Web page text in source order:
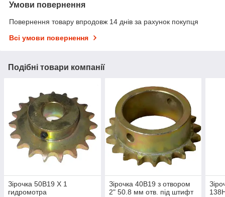
Умови повернення
Повернення товару впродовж 14 днів за рахунок покупця
Всі умови повернення
Подібні товари компанії
Зірочка 50B19 X 1
гидромотра
Зірочка 40B19 з отвором
2" 50.8 мм отв. під штифт